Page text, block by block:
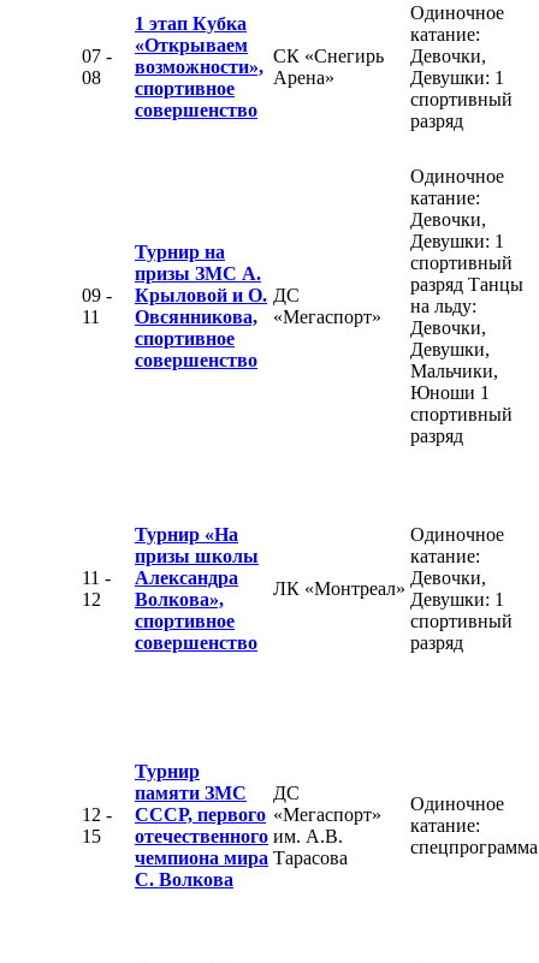
07 -
08
1 этап Кубка
«Открываем
возможности»,
спортивное
совершенство
СК «Снегирь
Арена»
Одиночное
катание:
Девочки,
Девушки: 1
спортивный
разряд
09 -
11
Турнир на
призы ЗМС А.
Крыловой и О.
Овсянникова,
спортивное
совершенство
ДС
«Мегаспорт»
Одиночное
катание:
Девочки,
Девушки: 1
спортивный
разряд Танцы
на льду:
Девочки,
Девушки,
Мальчики,
Юноши 1
спортивный
разряд
11 -
12
Турнир «На
призы школы
Александра
Волкова»,
спортивное
совершенство
ЛК «Монтреал»
Одиночное
катание:
Девочки,
Девушки: 1
спортивный
разряд
12 -
15
Турнир
памяти ЗМС
СССР, первого
отечественного
чемпиона мира
С. Волкова
ДС
«Мегаспорт»
им. А.В.
Тарасова
Одиночное
катание:
спецпрограмма